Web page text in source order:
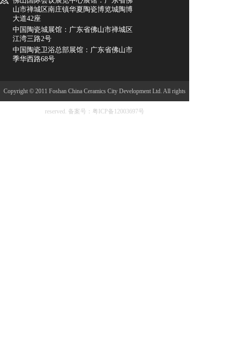
山市禅城区南庄镇华夏陶瓷博览城陶博
大道42座
中国陶瓷城展馆：广东省佛山市禅城区
江湾三路2号
中国陶瓷卫浴总部展馆：广东省佛山市
季华西路68号
Copyright © 2011 Foshan China Ceramics City Development Ltd. All rights
reserved. 备案号：粤ICP备12003697号